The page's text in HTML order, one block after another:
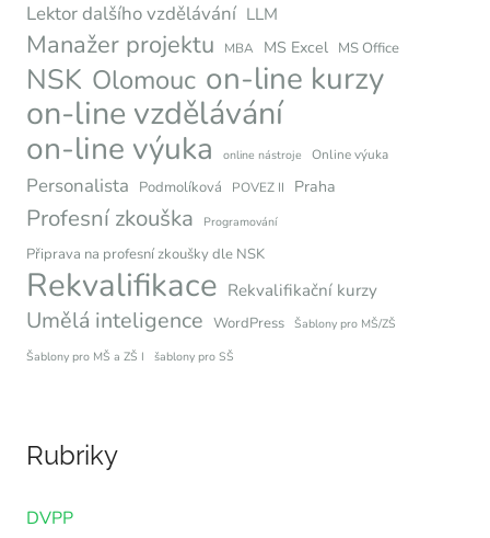
Lektor dalšího vzdělávání LLM
Manažer projektu MBA MS Excel MS Office
NSK Olomouc on-line kurzy
on-line vzdělávání
on-line výuka online nástroje Online výuka
Personalista Podmolíková POVEZ II Praha
Profesní zkouška Programování
Připrava na profesní zkoušky dle NSK
Rekvalifikace Rekvalifikační kurzy
Umělá inteligence WordPress Šablony pro MŠ/ZŠ
Šablony pro MŠ a ZŠ I
šablony pro SŠ
Rubriky
DVPP